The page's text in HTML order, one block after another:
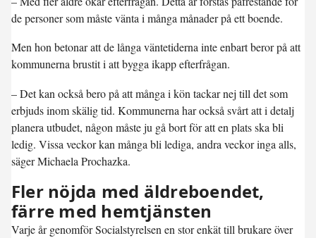
de personer som måste vänta i många månader på ett boende.
Men hon betonar att de långa väntetiderna inte enbart beror på att
kommunerna brustit i att bygga ikapp efterfrågan.
– Det kan också bero på att många i kön tackar nej till det som
erbjuds inom skälig tid. Kommunerna har också svårt att i detalj
planera utbudet, någon måste ju gå bort för att en plats ska bli
ledig. Vissa veckor kan många bli lediga, andra veckor inga alls,
säger Michaela Prochazka.
Fler nöjda med äldreboendet,
färre med hemtjänsten
Varje år genomför Socialstyrelsen en stor enkät till brukare över